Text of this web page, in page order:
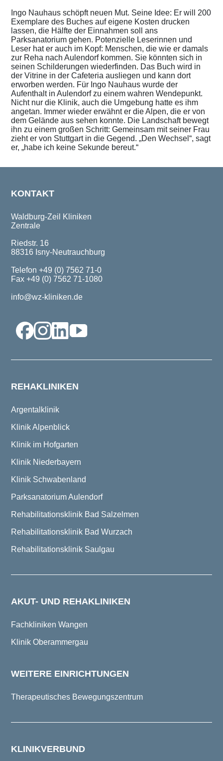
Ingo Nauhaus schöpft neuen Mut. Seine Idee: Er will 200
Exemplare des Buches auf eigene Kosten drucken
lassen, die Hälfte der Einnahmen soll ans
Parksanatorium gehen. Potenzielle Leserinnen und
Leser hat er auch im Kopf: Menschen, die wie er damals
zur Reha nach Aulendorf kommen. Sie könnten sich in
seinen Schilderungen wiederfinden. Das Buch wird in
der Vitrine in der Cafeteria ausliegen und kann dort
erworben werden. Für Ingo Nauhaus wurde der
Aufenthalt in Aulendorf zu einem wahren Wendepunkt.
Nicht nur die Klinik, auch die Umgebung hatte es ihm
angetan. Immer wieder erwähnt er die Alpen, die er von
dem Gelände aus sehen konnte. Die Landschaft bewegt
ihn zu einem großen Schritt: Gemeinsam mit seiner Frau
zieht er von Stuttgart in die Gegend. „Den Wechsel“, sagt
er, „habe ich keine Sekunde bereut.“
KONTAKT
Waldburg-Zeil Kliniken
Zentrale
Riedstr. 16
88316 Isny-Neutrauchburg
Telefon +49 (0) 7562 71-0
Fax +49 (0) 7562 71-1080
info@wz-kliniken.de
REHAKLINIKEN
Argentalklinik
Klinik Alpenblick
Klinik im Hofgarten
Klinik Niederbayern
Klinik Schwabenland
Parksanatorium Aulendorf
Rehabilitationsklinik Bad Salzelmen
Rehabilitationsklinik Bad Wurzach
Rehabilitationsklinik Saulgau
AKUT- UND REHAKLINIKEN
Fachkliniken Wangen
Klinik Oberammergau
WEITERE EINRICHTUNGEN
Therapeutisches Bewegungszentrum
KLINIKVERBUND